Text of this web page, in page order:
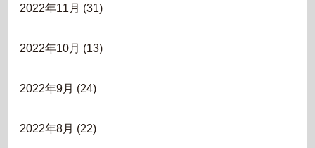
2022年11月 (31)
2022年10月 (13)
2022年9月 (24)
2022年8月 (22)